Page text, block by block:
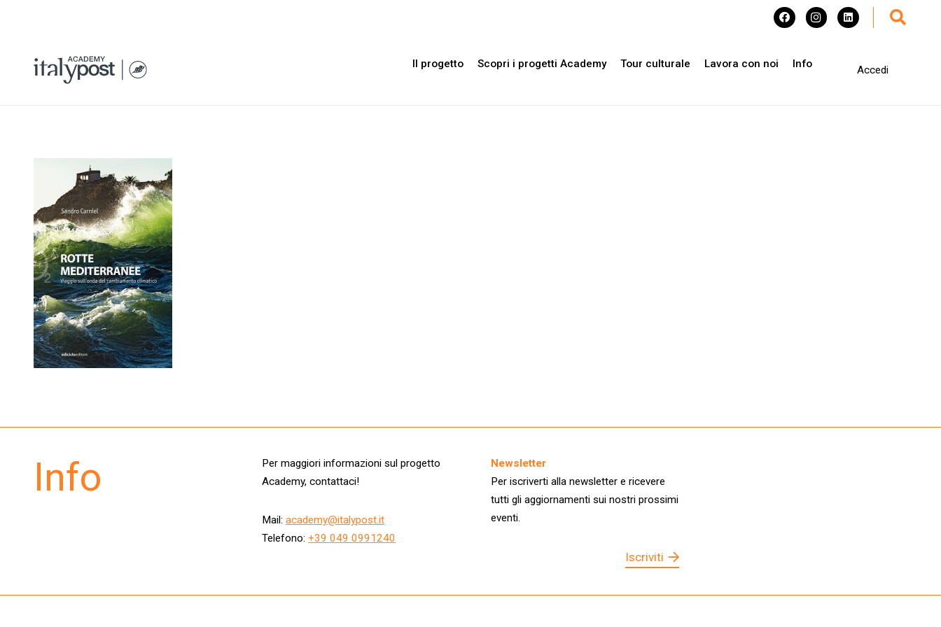
Il progetto Scopri i progetti Academy Tour culturale Lavora con noi Info
Accedi
Info
Per maggiori informazioni sul progetto
Academy, contattaci!
Mail: academy@italypost.it
Telefono: +39 049 0991240
Newsletter
Per iscriverti alla newsletter e ricevere
tutti gli aggiornamenti sui nostri prossimi
eventi.
Iscriviti